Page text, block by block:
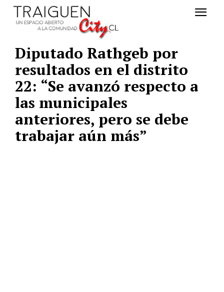
Diputado Rathgeb por
resultados en el distrito
22: “Se avanzó respecto a
las municipales
anteriores, pero se debe
trabajar aún más”